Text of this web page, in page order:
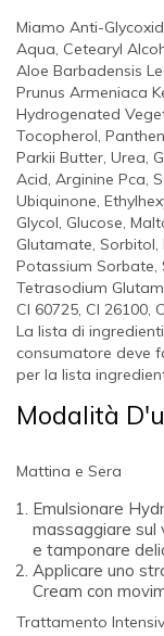
Miamo Anti-
Aqua, Cetearyl
Aloe Barbadensis
Prunus Armeniaca
Hydrogenated
Tocopherol,
Parkii Butter, Urea,
Acid, Arginine Pca,
Ubiquinone,
Glycol, Glucose,
Glutamate,
Potassium Sorbate,
Tetrasodium
CI 60725, CI 26100,
La lista di
consumatore deve
per la lista
Modalità
Mattina e Sera
Emulsionare
massaggiare sul
e tamponare
Applicare uno
Cream con
Trattamento